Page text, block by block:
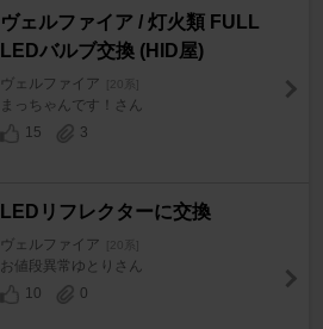
ヴェルファイア / 灯火類 FULL
LEDバルブ交換 (HID屋)
ヴェルファイア [20系]
まっちゃんです！さん
15
3
LEDリフレクターに交換
ヴェルファイア [20系]
お値段異常ゆとりさん
10
0